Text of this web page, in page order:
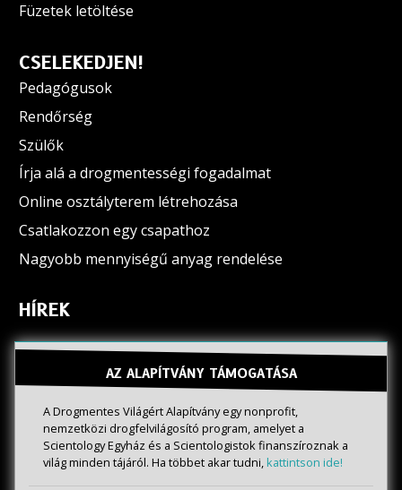
Füzetek letöltése
CSELEKEDJEN!
Pedagógusok
Rendőrség
Szülők
Írja alá a drogmentességi fogadalmat
Online osztályterem létrehozása
Csatlakozzon egy csapathoz
Nagyobb mennyiségű anyag rendelése
HÍREK
AZ ALAPÍTVÁNY TÁMOGATÁSA
A Drogmentes Világért Alapítvány egy nonprofit,
nemzetközi drogfelvilágosító program, amelyet a
Scientology Egyház és a Scientologistok finanszíroznak a
világ minden tájáról. Ha többet akar tudni,kattintson ide!